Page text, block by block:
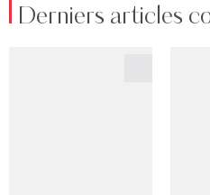
Derniers articles